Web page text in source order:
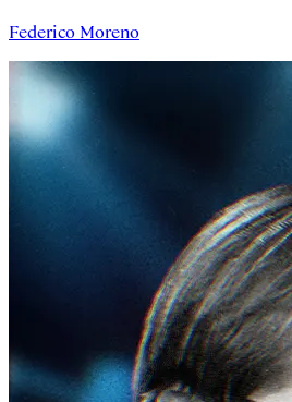
Federico Moreno